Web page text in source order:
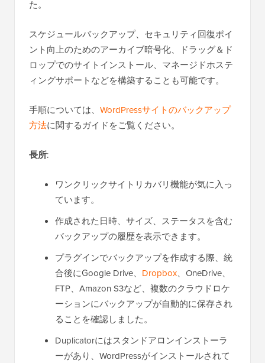
た。
スケジュールバックアップ、セキュリティ回復ポイ
ント向上のためのアーカイブ暗号化、ドラッグ＆ド
ロップでのサイトインストール、マネージドホステ
ィングサポートなどを構築することも可能です。
手順については、 WordPressサイトのバックアップ
方法に関するガイドをご覧ください。
長所:
ワンクリックサイトリカバリ機能が気に入っ
ています。
作成された日時、サイズ、ステータスを含む
バックアップの履歴を表示できます。
プラグインでバックアップを作成する際、統
合後にGoogle Drive、 Dropbox、OneDrive、
FTP、Amazon S3など、複数のクラウドロケ
ーションにバックアップが自動的に保存され
ることを確認しました。
Duplicatorにはスタンドアロンインストーラ
ーがあり、WordPressがインストールされて